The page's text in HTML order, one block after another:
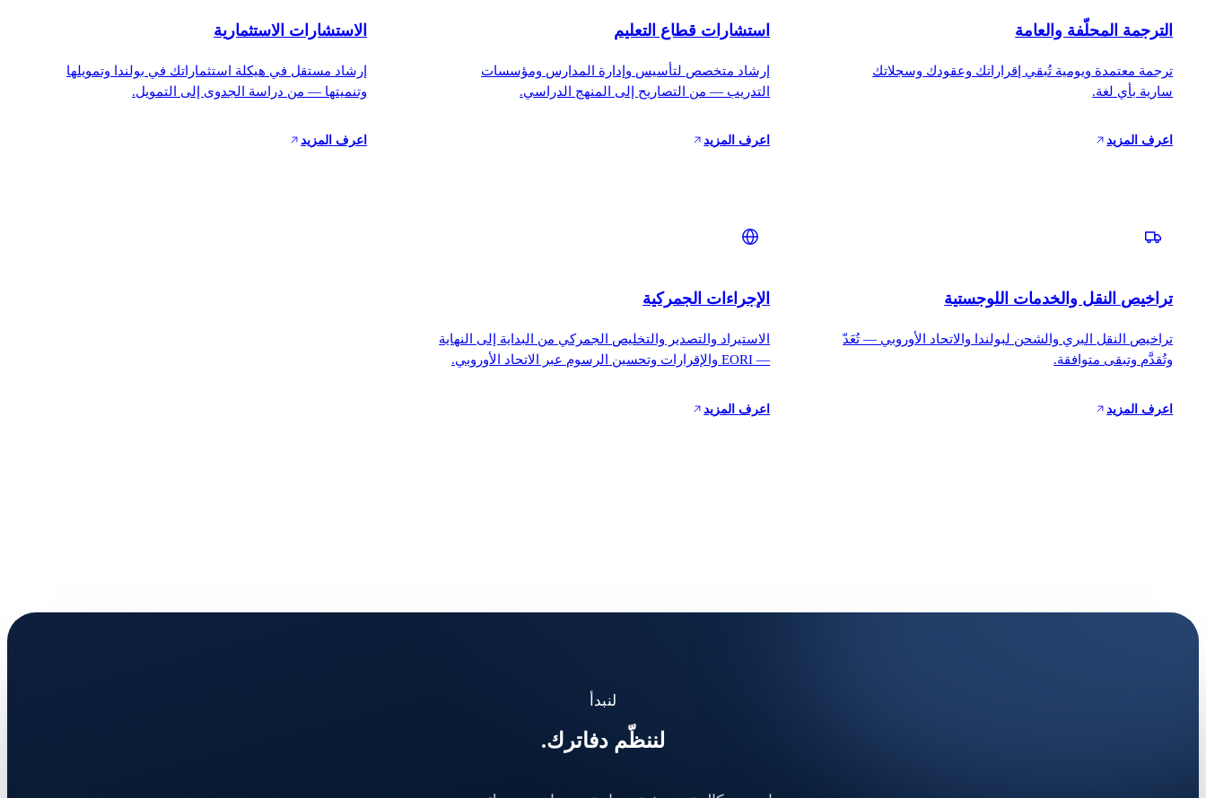
الترجمة المحلّفة والعامة
ترجمة معتمدة ويومية تُبقي إقراراتك وعقودك وسجلاتك
سارية بأي لغة.
اعرف المزيد
استشارات قطاع التعليم
إرشاد متخصص لتأسيس وإدارة المدارس ومؤسسات
التدريب — من التصاريح إلى المنهج الدراسي.
اعرف المزيد
الاستشارات الاستثمارية
إرشاد مستقل في هيكلة استثماراتك في بولندا وتمويلها
وتنميتها — من دراسة الجدوى إلى التمويل.
اعرف المزيد
تراخيص النقل والخدمات اللوجستية
تراخيص النقل البري والشحن لبولندا والاتحاد الأوروبي — تُعَدّ
وتُقدَّم وتبقى متوافقة.
اعرف المزيد
الإجراءات الجمركية
الاستيراد والتصدير والتخليص الجمركي من البداية إلى النهاية
— EORI والإقرارات وتحسين الرسوم عبر الاتحاد الأوروبي.
اعرف المزيد
لنبدأ
لننظّم دفاترك.